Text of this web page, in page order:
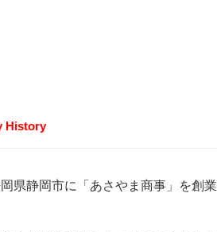
History
県静岡市に「あさやま商事」を創業